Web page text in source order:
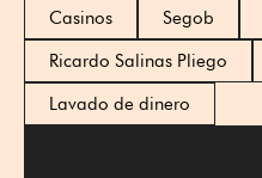
Casinos Segob
Ricardo Salinas Pliego
Lavado de dinero